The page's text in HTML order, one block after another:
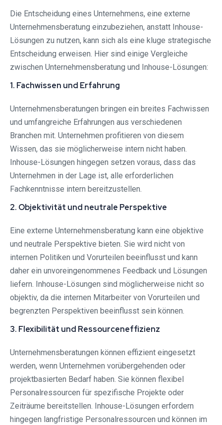
Die Entscheidung eines Unternehmens, eine externe
Unternehmensberatung einzubeziehen, anstatt Inhouse-
Lösungen zu nutzen, kann sich als eine kluge strategische
Entscheidung erweisen. Hier sind einige Vergleiche
zwischen Unternehmensberatung und Inhouse-Lösungen:
1. Fachwissen und Erfahrung
Unternehmensberatungen bringen ein breites Fachwissen
und umfangreiche Erfahrungen aus verschiedenen
Branchen mit. Unternehmen profitieren von diesem
Wissen, das sie möglicherweise intern nicht haben.
Inhouse-Lösungen hingegen setzen voraus, dass das
Unternehmen in der Lage ist, alle erforderlichen
Fachkenntnisse intern bereitzustellen.
2. Objektivität und neutrale Perspektive
Eine externe Unternehmensberatung kann eine objektive
und neutrale Perspektive bieten. Sie wird nicht von
internen Politiken und Vorurteilen beeinflusst und kann
daher ein unvoreingenommenes Feedback und Lösungen
liefern. Inhouse-Lösungen sind möglicherweise nicht so
objektiv, da die internen Mitarbeiter von Vorurteilen und
begrenzten Perspektiven beeinflusst sein können.
3. Flexibilität und Ressourceneffizienz
Unternehmensberatungen können effizient eingesetzt
werden, wenn Unternehmen vorübergehenden oder
projektbasierten Bedarf haben. Sie können flexibel
Personalressourcen für spezifische Projekte oder
Zeiträume bereitstellen. Inhouse-Lösungen erfordern
hingegen langfristige Personalressourcen und können im